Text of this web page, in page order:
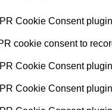
Cookie Consent
cookie consent to
Cookie Consent
Cookie Consent